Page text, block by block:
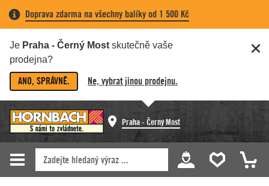
Doprava zdarma na všechny balíky od 1 500 Kč
Je Praha - Černý Most skutečně vaše
prodejna?
ANO, SPRÁVNĚ. Ne, vybrat jinou prodejnu.
Praha - Černý Most